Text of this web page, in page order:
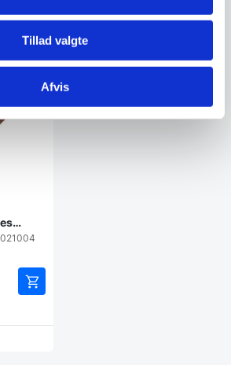
Tillad valgte
Afvis
Vi prismatcher